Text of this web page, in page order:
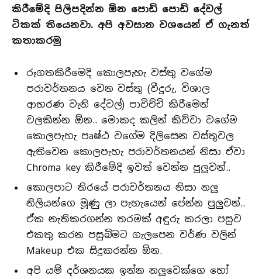
කිරීමේදි පිලිපදින්න ඕන පොඩි පොඩි දේවල්
ටිකක් තියෙනවා. අපි අවසාන වශයෙන් ඒ ගැනත්
කතාකරමු
රූගතකිරීමෙදි කොලපැහැ වස්තු වගේම
පරාවර්තනය වෙන වස්තු (වීදුරු, විශාල
ආභරණ වැනි දේවල්) පාවිච්චි කිරීමෙන්
වලකින්න ඕන.. මොකද කලින් කිව්වා වගේම
කොලපැහැ පෘෂ්ඨ වගේම දිලිසෙන වස්තුවල
ඇතිවෙන කොලපැහැ පරාවර්තනයන් නිසා ඒවා
Chroma key කිරීමේදි ඉවත් වෙන්න පුලුවන්..
කොලපාට තිරයේ පරාවර්තනය නිසා නලු
නිලියන්ගෙ මූණු ලා පැහැයෙන් පේන්න පුලුවන්..
ඒක නැතිකරගන්න තරමක් අඳුරු කරලා පසුව
එකතු කරන පසුබිමට ගැලපෙන වර්ණ වලින්
Makeup එක සිදුකරන්න ඕන.
අපි යම් දර්ශනයක ඉන්න නලුවෙක්ගෙ හෝ